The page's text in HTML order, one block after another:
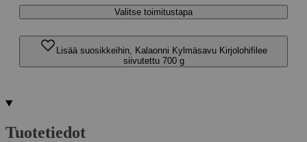
Valitse toimitustapa
Lisää suosikkeihin, Kalaonni Kylmäsavu Kirjolohifilee
siivutettu 700 g
Tuotetiedot